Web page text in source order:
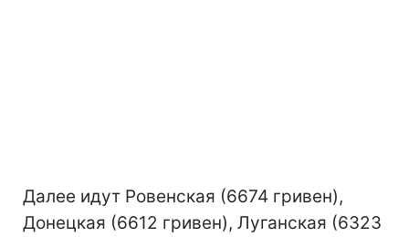
Далее идут Ровенская (6674 гривен),
Донецкая (6612 гривен), Луганская (6323